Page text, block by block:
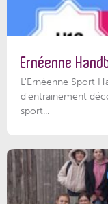
Ernéenne
L'Ernéenne Sport
d'entrainement
sport...